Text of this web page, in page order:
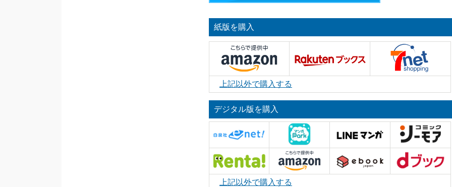
紙版を購入
上記以外で購入する
デジタル版を購入
上記以外で購入する